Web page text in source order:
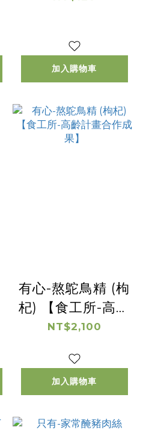
加入購物車
有心-熬鴕鳥精 (枸
杞) 【食工所-高齡
計畫合作成果】
NT$2,100
加入購物車